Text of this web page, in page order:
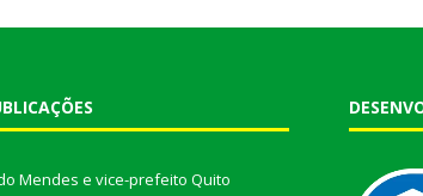
Mendes e vice-prefeito Quito